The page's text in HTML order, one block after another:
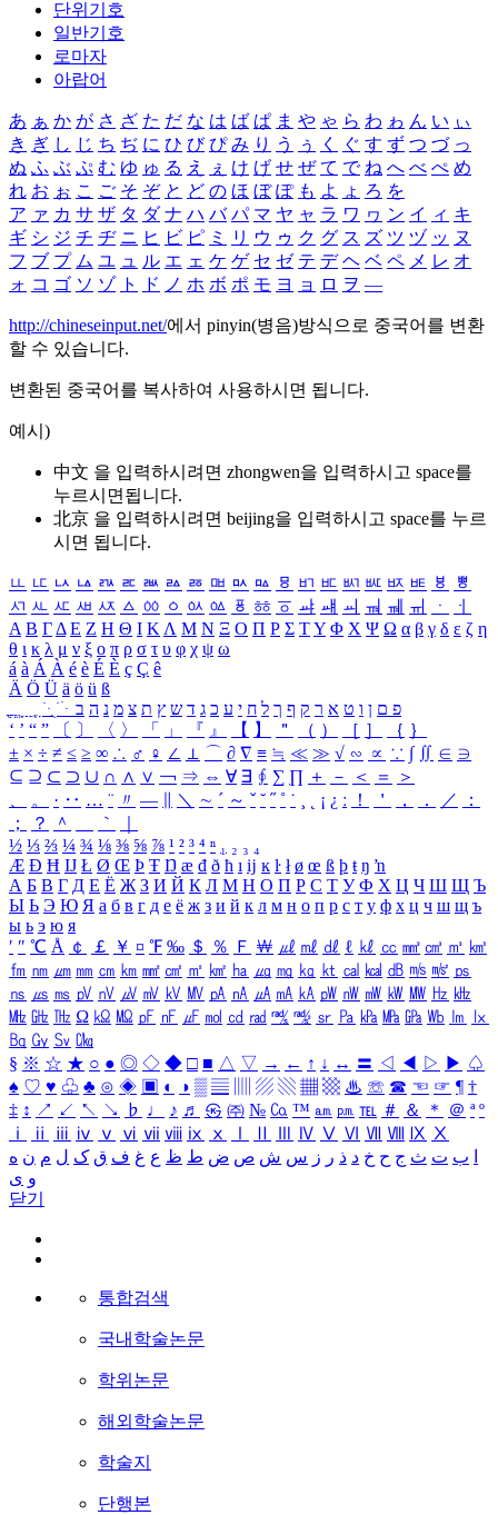
단위기호
일반기호
로마자
아랍어
あ ぁ か が さ ざ た だ な は ば ぱ ま や ゃ ら わ ゎ ん い ぃ
き ぎ し じ ち ぢ に ひ び ぴ み り う ぅ く ぐ す ず つ づ っ
ぬ ふ ぶ ぷ む ゆ ゅ る え ぇ け げ せ ぜ て で ね へ べ ぺ め
れ お ぉ こ ご そ ぞ と ど の ほ ぼ ぽ も よ ょ ろ を
ア ァ カ サ ザ タ ダ ナ ハ バ パ マ ヤ ャ ラ ワ ヮ ン イ ィ キ
ギ シ ジ チ ヂ ニ ヒ ビ ピ ミ リ ウ ゥ ク グ ス ズ ツ ヅ ッ ヌ
フ ブ プ ム ユ ュ ル エ ェ ケ ゲ セ ゼ テ デ ヘ ベ ペ メ レ オ
ォ コ ゴ ソ ゾ ト ド ノ ホ ボ ポ モ ヨ ョ ロ ヲ ―
http://chineseinput.net/에서 pinyin(병음)방식으로 중국어를 변환
할 수 있습니다.
변환된 중국어를 복사하여 사용하시면 됩니다.
예시)
中文 을 입력하시려면 zhongwen을 입력하시고 space를
누르시면됩니다.
北京 을 입력하시려면 beijing을 입력하시고 space를 누르
시면 됩니다.
ㅥ ㅦ ㅧ ㅨ ㅩ ㅪ ㅫ ㅬ ㅭ ㅮ ㅯ ㅰ ㅱ ㅲ ㅳ ㅴ ㅵ ㅶ ㅷ ㅸ
ㅹ
ㅺ ㅻ ㅼ ㅽ ㅾ ㅿ ㆀ ㆁ ㆂ ㆃ ㆄ ㆅ ㆆ ㆇ ㆈ ㆉ ㆊ ㆋ ㆌ ㆍ
ㆎ
Α Β ΓΔ Ε Ζ Η Θ Ι ΚΛ Μ Ν Ξ Ο Π Ρ Σ ΤΥ Φ Χ Ψ Ω α β γ δ ε ζ η
θ ι κ λ μ ν ξ ο π ρ σ τ υ φ χ ψ ω
á à Á À é è É È ç Ç ê
Ä Ö Ü ä ö ü ß
ִֶֹ ֻּ ׁׂ פ ם ן ו ט א ר ק ף ך ל ח י ע כ ג ד ש ץ ת צ מ נ ה ב
‘ ’ “ ” 〔 〕 〈 〉 「 」 『 』 【 】 ＂ （ ） ［ ］ ｛ ｝
± × ÷ ≠ ≤ ≥ ∞ ∴ ♂ ♀ ∠ ⊥ ⌒ ∂ ∇ ≡ ≒ ≪ ≫ √ ∽ ∝ ∵ ∫ ∬ ∈ ∋
⊆ ⊇ ⊂ ⊃ ∪ ∩ ∧ ∨ ￢ ⇒ ⇔ ∀ ∃ ∮ ∑ ∏ ＋ － ＜ ＝
＞
、
。 · ‥ … ¨ 〃 ― ＼ ∼ ´ ～ ˇ ˘ ˝ ˚ ˙ ¸ ¡ ¿ ː ！ ＇ ， ． ／
：
；
？ ＾ ｀
½ ⅓ ⅔ ¼ ¾ ⅛ ⅜ ⅝ ⅞ ¹ ² ³ ⁴ ⁿ ₁ ₂ ₃ ₄
Æ Ð Ħ Ĳ Ł Ø Œ Þ Ŧ Ŋ æ đ ð ħ ı ĳ ĸ ŀ ł ø œ ß þ ŧ ŋ ŉ
А Б В Г Д Е Ё Ж З И Й К Л М Н О П Р С Т У Ф Х Ц Ч Ш Щ Ъ
Ы Ь Э Ю Я а б в г д е ё ж з и й к л м н о п р с т у ф х ц ч ш щ ъ
ы ь э ю я
′ ″ ℃ Å ￠ ￡ ￥ ¤ ℉ ‰ ＄ ％ Ｆ ￦ ㎕ ㎖ ㎗ ℓ ㎘ ㏄ ㎣ ㎤ ㎥ ㎦
㎙ ㎚ ㎛ ㎜ ㎝ ㎞ ㎟ ㎠ ㎡ ㎢ ㏊ ㎍ ㎎ ㎏ ㏏ ㎈ ㎉ ㏈ ㎧ ㎨ ㎰
㎱ ㎲ ㎳ ㎴ ㎵ ㎶ ㎷ ㎸ ㎹ ㎀ ㎁ ㎂ ㎃ ㎄ ㎺ ㎻ ㎽ ㎾ ㎿ ㎐ ㎑
㎒ ㎓ ㎔ Ω ㏀ ㏁ ㎊ ㎋ ㎌ ㏖ ㏅ ㎭ ㎮ ㎯ ㏛ ㎩ ㎪ ㎫ ㎬ ㏝ ㏐
㏓
㏃ ㏉ ㏜ ㏆
§ ※ ☆ ★ ○ ● ◎ ◇ ◆ □ ■ △ ▽ → ← ↑ ↓ ↔ 〓 ◁ ◀ ▷ ▶ ♤
♠ ♡ ♥ ♧ ♣ ⊙ ◈ ▣ ◐ ◑ ▒ ▤ ▨ ▧ ▦ ▩ ♨ ☏ ☎ ☜ ☞ ¶ †
‡ ↕ ↗ ↙ ↖ ↘ ♭ ♩ ♪ ♬ ㉿ ㈜ № ㏇ ™ ㏂ ㏘ ℡ ＃ ＆ ＊ ＠ ª º
ⅰ
ⅱ ⅲ ⅳ ⅴ ⅵ ⅶ ⅷ ⅸ ⅹ Ⅳ Ⅴ Ⅵ Ⅶ Ⅷ Ⅸ Ⅹ
ب ت ث ج ح خ د ذ ر ز س ش ص ض ط ظ ع غ ف ق ک ل م ن ه
و ی
닫기
통합검색
국내학술논문
학위논문
해외학술논문
학술지
단행본